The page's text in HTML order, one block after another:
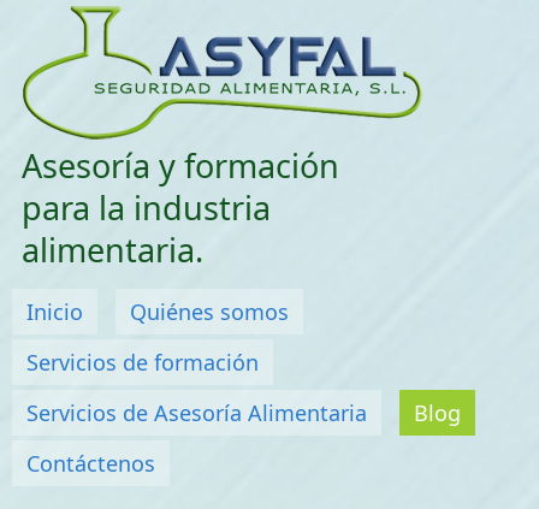
Asesoría y formación
para la industria
alimentaria.
Menú principal
Inicio
Quiénes somos
Servicios de formación
Servicios de Asesoría Alimentaria
Blog
Contáctenos